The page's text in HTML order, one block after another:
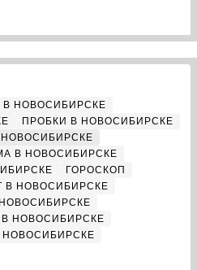
В НОВОСИБИРСКЕ
ПРОБКИ В НОВОСИБИРСКЕ
В НОВОСИБИРСКЕ
ГОРОСКОП
В НОВОСИБИРСКЕ
НОВОСИБИРСКЕ
НОВОСИБИРСКЕ